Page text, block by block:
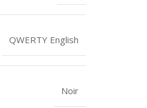
QWERTY English
Noir